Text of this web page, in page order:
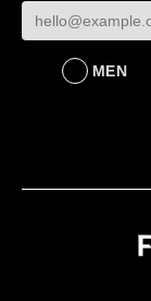
MEN